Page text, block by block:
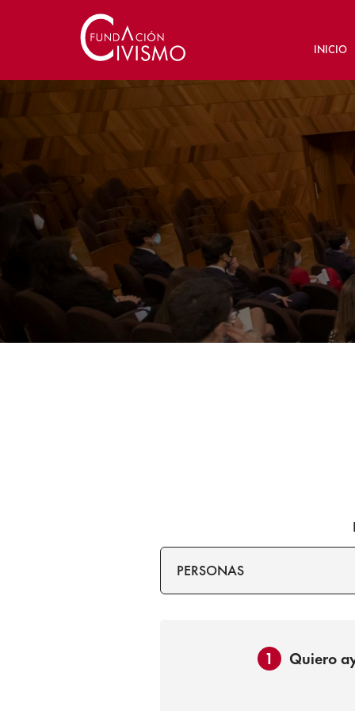
INICIO
PERSONAS
1 Quiero